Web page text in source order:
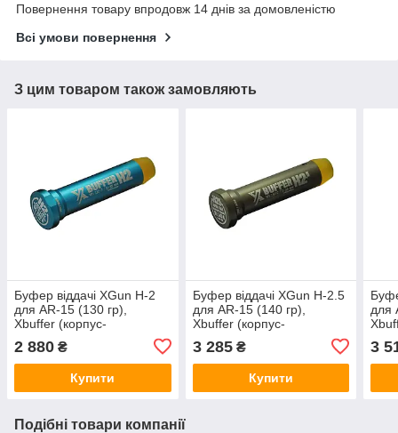
Повернення товару впродовж 14 днів за домовленістю
Всі умови повернення
З цим товаром також замовляють
Буфер віддачі XGun H-2
для AR-15 (130 гр),
Xbuffer (корпус-
алюминий,грузики-
вольфрам,нержавіюча
2 880 ₴
Купити
Буфер віддачі XGun H-2.5
для AR-15 (140 гр),
Xbuffer (корпус-
алюминий,грузики-
вольфрам)
3 285₴
Купити
для
3
Подібні товари компанії